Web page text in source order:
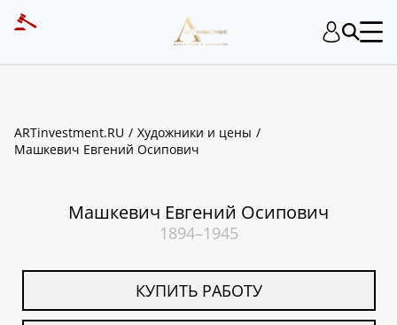
ARTinvestment.RU
Художники и цены
Машкевич Евгений Осипович
Машкевич Евгений Осипович
1894–1945
КУПИТЬ РАБОТУ